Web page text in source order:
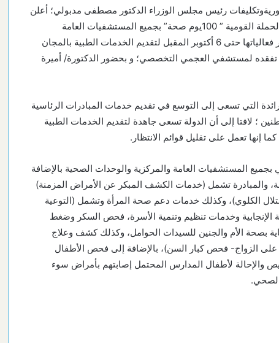
رئيس مجلس الوزراء الدكتور مصطفى مدبولي؛ أعلن
اللواء/ محمد الشريف محافظ الإسكندرية اليوم عن انطلاق الحملة القومية ” 100يوم صحة” بجميع المستشفيات العامة
والمركزية والوحدات الصحية داخل المحافظة والتي ستستمر فعالياتها حتى 6 أكتوبر المقبل لتقديم الخدمات الطبية بالمجان
صحة؛ جاء ذلك خلال تفقده لمستشفي العجمي التخصصي؛ و بحضور الدكتورة/ أميرة
التي تسعى إلى التوسع في تقديم خدمات المبادرات الرئاسية
؛ لافتا إلى أن الدولة تسعى جاهدة لتقديم الخدمات الطبية
إنها تعمل على تقليل قوائم الانتظار.
المستشفيات العامة والمركزية والوحدات الصحية بالإضافة
و٢٥ فرقة متحركة و٨ عيادات متنقلة، والمبادرة تشمل (خدمات الكشف المبكر عن الأمراض المزمنة)
الكلوي)، وكذلك خدمات دعم صحة المرأة وتشمل (التوعية
الإنجابية وخدمات تنظيم وتنمية الأسرة، فحص السكر وضغط
مبادرات (العناية بصحة الأم والجنين للسيدات الحوامل، وكذلك كشف وعلاج
على الزواج- فحص كبار السن)، بالإضافة إلى فحص الأطفال
والإحالة لأطفال المدارس المحتمل إصابتهم بأمراض سوء
الصحي.